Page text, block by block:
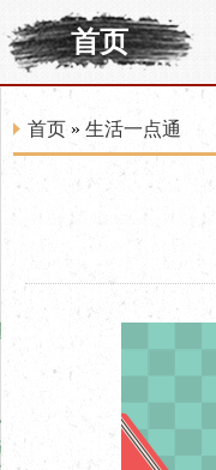
首页
首页 » 生活一点通